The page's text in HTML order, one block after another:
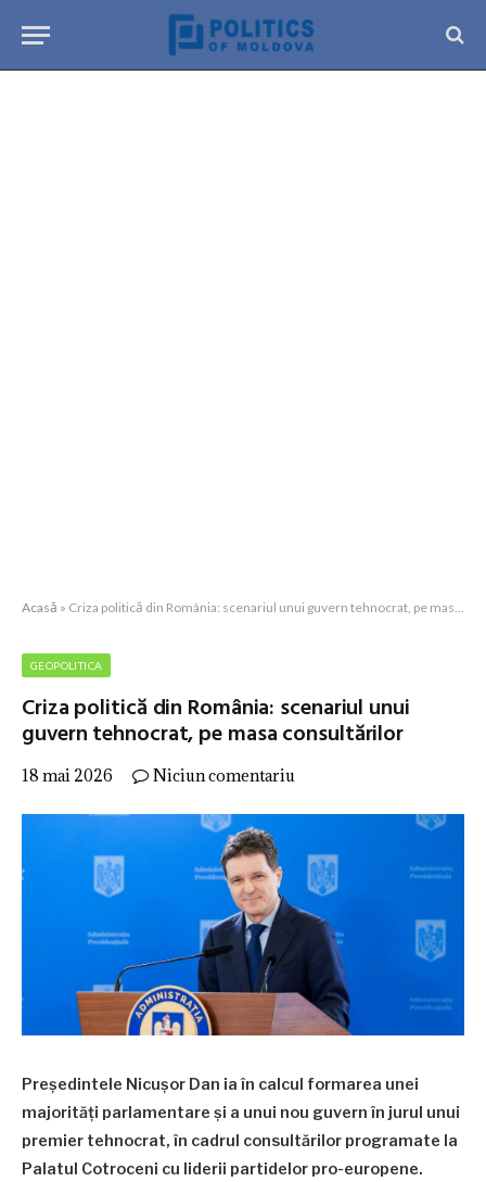
Acasă » Criza politică din România: scenariul unui guvern tehnocrat, pe masa consultărilor
GEOPOLITICA
Criza politică din România: scenariul unui
guvern tehnocrat, pe masa consultărilor
18 mai 2026 Niciun comentariu
Președintele Nicușor Dan ia în calcul formarea unei
majorități parlamentare și a unui nou guvern în jurul unui
premier tehnocrat, în cadrul consultărilor programate la
Palatul Cotroceni cu liderii partidelor pro-europene.